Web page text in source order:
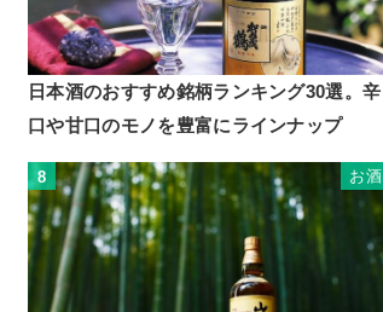
日本酒のおすすめ銘柄ランキング30選。辛
口や甘口のモノを豊富にラインナップ
8 お酒